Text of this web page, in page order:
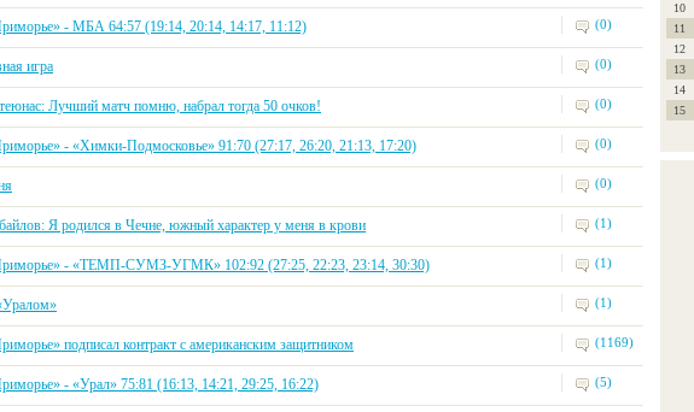
- МБА 64:57 (19:14, 20:14, 14:17, 11:12) (0)
игра (0)
Лучший матч помню, набрал тогда 50 очков! (0)
- «Химки-Подмосковье» 91:70 (27:17, 26:20, 21:13, 17:20) (0)
(0)
Я родился в Чечне, южный характер у меня в крови (1)
- «ТЕМП-СУМЗ-УГМК» 102:92 (27:25, 22:23, 23:14, 30:30) (1)
(1)
подписал контракт с американским защитником (1169)
- «Урал» 75:81 (16:13, 14:21, 29:25, 16:22) (5)
10
11
12
13
14
15